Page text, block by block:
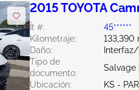
2015 TOYOTA
Ít #:
45******
Kilometraje:
133,390
Daño:
Tipo de
documento:
Salvage
Ubicación:
KS -